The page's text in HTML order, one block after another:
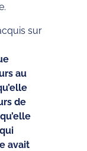
sur
au
de
avait